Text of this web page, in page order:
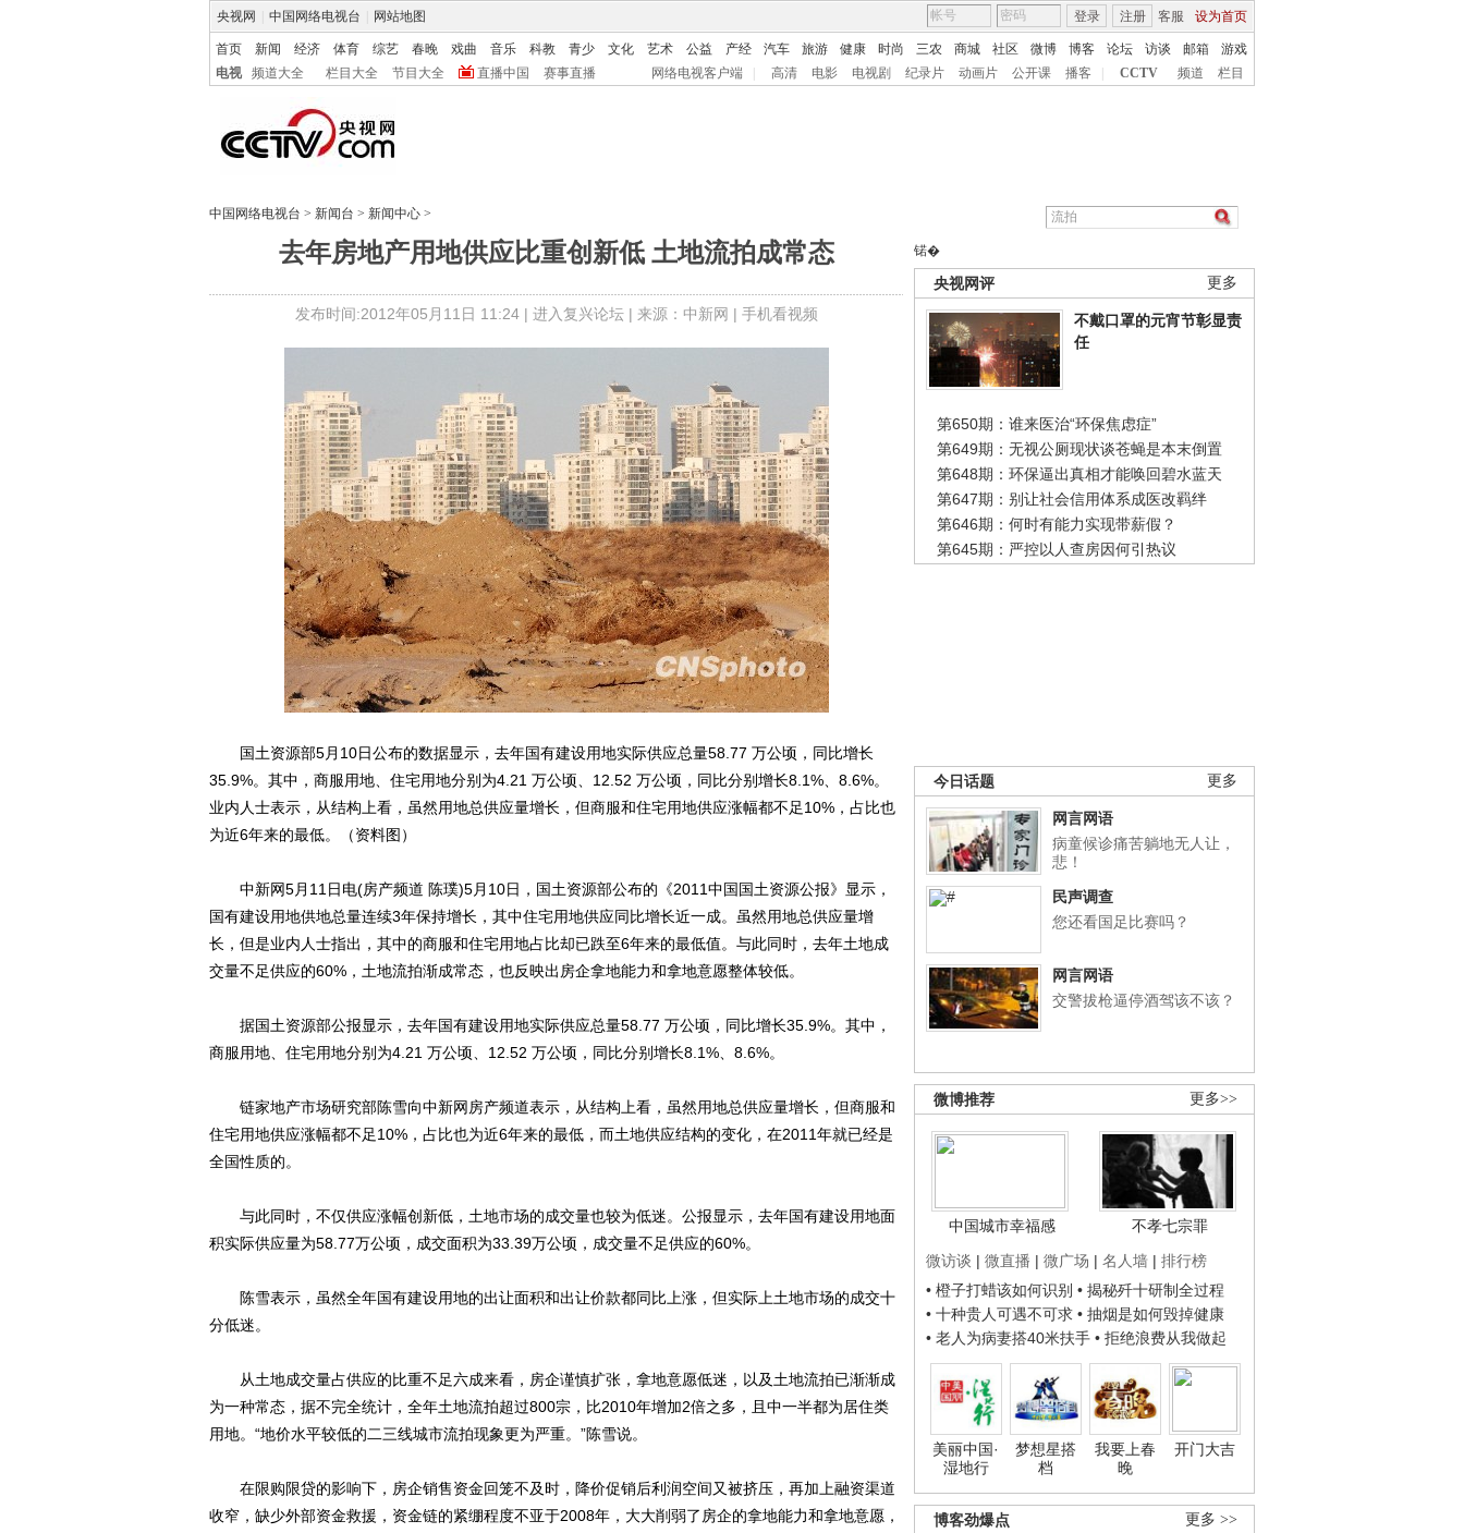
央视网 中国网络电视台 网站地图 客服 设为首页
登录 注册
首页 新闻 经济 体育 综艺 春晚 戏曲 音乐 科教 青少 文化 艺术 公益 产经 汽车 旅游 健康 时尚 三农 商城 社区 微博 博客 论坛 访谈 邮箱
游戏
电视
频道大全 栏目大全 节目大全 直播中国 赛事直播 网络电视客户端 高清 电影 电视剧 纪录片 动画片 公开课 播客 CCTV 频道 栏目
中国网络电视台 > 新闻台 > 新闻中心 >
去年房地产用地供应比重创新低 土地流拍成常态
发布时间:2012年05月11日 11:24 | 进入复兴论坛| 来源：中新网 | 手机看视频
锘�
更多
央视网评
不戴口罩的元宵节彰显责
任
第650期：谁来医治“环保焦虑症”
第649期：无视公厕现状谈苍蝇是本末倒置
第648期：环保逼出真相才能唤回碧水蓝天
第647期：别让社会信用体系成医改羁绊
第646期：何时有能力实现带薪假？
第645期：严控以人查房因何引热议
更多
今日话题
网言网语
病童候诊痛苦躺地无人让，
悲！
民声调查
您还看国足比赛吗？
网言网语
交警拔枪逼停酒驾该不该？
更多>>
微博推荐
中国城市幸福感
不孝七宗罪
微访谈 | 微直播 | 微广场 | 名人墙 | 排行榜
• 橙子打蜡该如何识别 • 揭秘歼十研制全过程
• 十种贵人可遇不可求 • 抽烟是如何毁掉健康
• 老人为病妻搭40米扶手 • 拒绝浪费从我做起
美丽中国·
湿地行
梦想星搭
档
我要上春
晚
开门大吉
更多 >>
博客劲爆点
国土资源部5月10日公布的数据显示，去年国有建设用地实际供应总量58.77 万公顷，同比增长
35.9%。其中，商服用地、住宅用地分别为4.21 万公顷、12.52 万公顷，同比分别增长8.1%、8.6%。
业内人士表示，从结构上看，虽然用地总供应量增长，但商服和住宅用地供应涨幅都不足10%，占比也
为近6年来的最低。（资料图）
中新网5月11日电(房产频道 陈璞)5月10日，国土资源部公布的《2011中国国土资源公报》显示，
国有建设用地供地总量连续3年保持增长，其中住宅用地供应同比增长近一成。虽然用地总供应量增
长，但是业内人士指出，其中的商服和住宅用地占比却已跌至6年来的最低值。与此同时，去年土地成
交量不足供应的60%，土地流拍渐成常态，也反映出房企拿地能力和拿地意愿整体较低。
据国土资源部公报显示，去年国有建设用地实际供应总量58.77 万公顷，同比增长35.9%。其中，
商服用地、住宅用地分别为4.21 万公顷、12.52 万公顷，同比分别增长8.1%、8.6%。
链家地产市场研究部陈雪向中新网房产频道表示，从结构上看，虽然用地总供应量增长，但商服和
住宅用地供应涨幅都不足10%，占比也为近6年来的最低，而土地供应结构的变化，在2011年就已经是
全国性质的。
与此同时，不仅供应涨幅创新低，土地市场的成交量也较为低迷。公报显示，去年国有建设用地面
积实际供应量为58.77万公顷，成交面积为33.39万公顷，成交量不足供应的60%。
陈雪表示，虽然全年国有建设用地的出让面积和出让价款都同比上涨，但实际上土地市场的成交十
分低迷。
从土地成交量占供应的比重不足六成来看，房企谨慎扩张，拿地意愿低迷，以及土地流拍已渐渐成
为一种常态，据不完全统计，全年土地流拍超过800宗，比2010年增加2倍之多，且中一半都为居住类
用地。“地价水平较低的二三线城市流拍现象更为严重。”陈雪说。
在限购限贷的影响下，房企销售资金回笼不及时，降价促销后利润空间又被挤压，再加上融资渠道
收窄，缺少外部资金救援，资金链的紧绷程度不亚于2008年，大大削弱了房企的拿地能力和拿地意愿，